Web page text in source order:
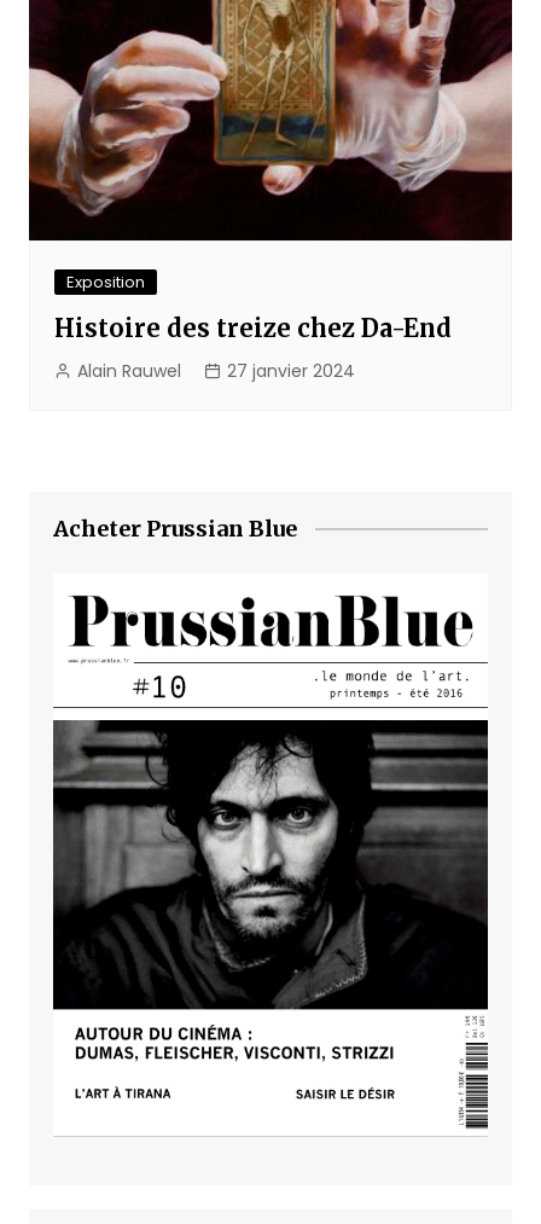
Exposition
Histoire des treize chez Da-End
Alain Rauwel 27 janvier 2024
Acheter Prussian Blue